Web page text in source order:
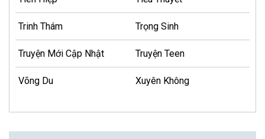
Trinh Thám Trọng Sinh
Truyện Mới Cập Nhật Truyện Teen
Võng Du Xuyên Không